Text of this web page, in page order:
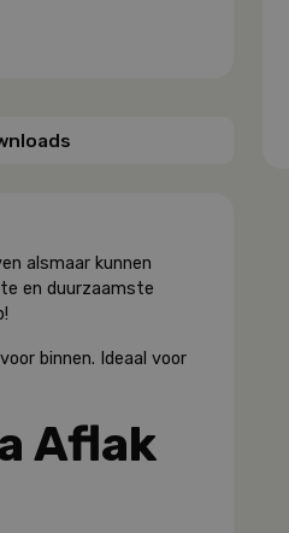
alsmaar kunnen
en duurzaamste
binnen. Ideaal voor
Aflak